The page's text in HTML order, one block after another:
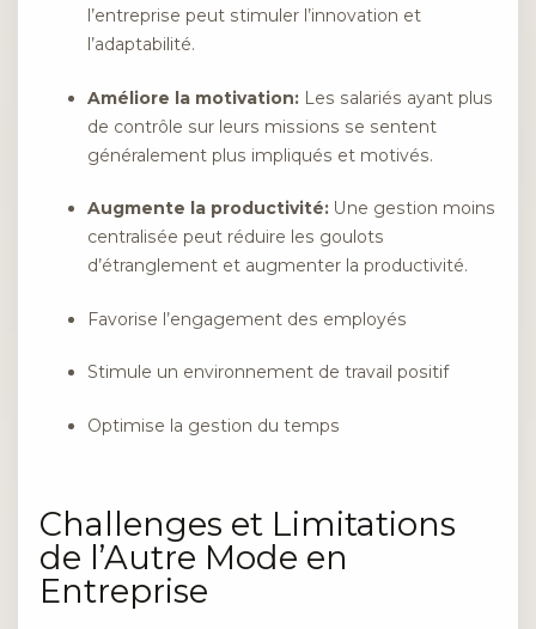
l’entreprise peut stimuler l’innovation et
l’adaptabilité.
Améliore la motivation: Les salariés ayant plus
de contrôle sur leurs missions se sentent
généralement plus impliqués et motivés.
Augmente la productivité: Une gestion moins
centralisée peut réduire les goulots
d’étranglement et augmenter la productivité.
Favorise l’engagement des employés
Stimule un environnement de travail positif
Optimise la gestion du temps
Challenges et Limitations
de l’Autre Mode en
Entreprise